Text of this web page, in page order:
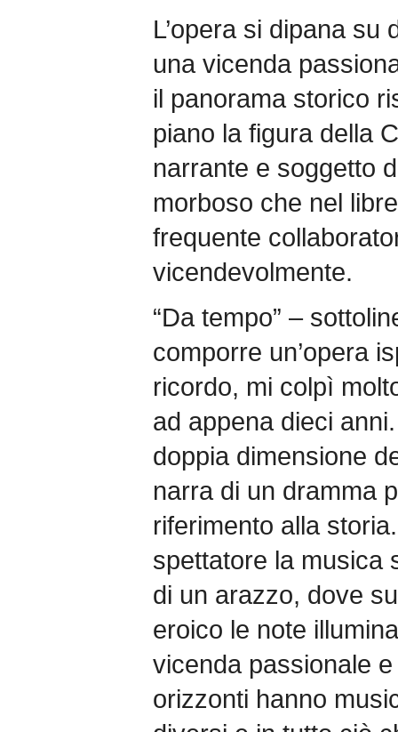
L’opera si dipana su
una vicenda
il panorama storico
piano la figura della
narrante e soggetto
morboso che nel
frequente
vicendevolmente.
“Da tempo” –
comporre un’opera
ricordo, mi colpì
ad appena dieci
doppia dimensione
narra di un dramma
riferimento alla
spettatore la musica
di un arazzo, dove
eroico le note
vicenda passionale
orizzonti hanno